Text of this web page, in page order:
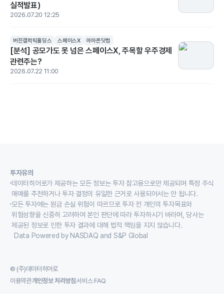
실적발표)
2026.07.20 12:25
버진갤럭틱홀딩스 스페이스X 아마존닷컴
[분석] 공모가도 못 넘은 스페이스X, 주목할 우주경제
관련주는?
2026.07.22 11:00
투자유의
데이터히어로가 제공하는 모든 정보는 투자 참고용으로만 제공되며 특정 주식
매매를 추천하거나 투자 결정의 유일한 근거로 사용되어서는 안 됩니다.
모든 투자에는 원금 손실 위험이 따르므로 투자 전 개인의 투자목표와
위험성향을 신중히 고려하여 본인 판단에 따라 투자하시기 바라며, 당사는
제공된 정보로 인한 투자 결과에 대해 법적 책임을 지지 않습니다.
Data Powered by NASDAQ and S&P Global
© (주)데이터히어로
이용약관개인정보 처리방침서비스 FAQ